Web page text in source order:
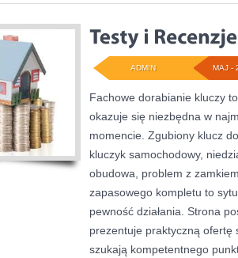
MAJ -
ADMIN
Fachowe dorabianie kluczy
okazuje się niezbędna w
momencie. Zgubiony klucz
kluczyk samochodowy,
obudowa, problem z
zapasowego kompletu to
pewność działania. Strona
prezentuje praktyczną ofertę
szukają kompetentnego